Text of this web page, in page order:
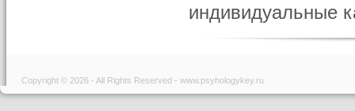
индивидуальные
Copyright © 2026 - All Rights Reserved - www.psyhologykey.ru